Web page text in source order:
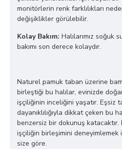
monitörlerin renk farklılıkları
değişiklikler görülebilir.
Kolay Bakım: Halılarımız soğuk
bakımı son derece kolaydır.
Naturel pamuk taban üzerine
birleştiği bu halılar, evinizde
işçiliğinin inceliğini yaşatır. Eşsiz
dayanıklılığıyla dikkat çeken bu
benzersiz bir dokunuş katacaktır.
işçiliğin birleşimini deneyimlemek
size göre.